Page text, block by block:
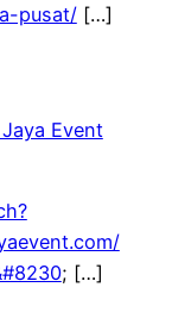
pusat/[…]
Event
; […]